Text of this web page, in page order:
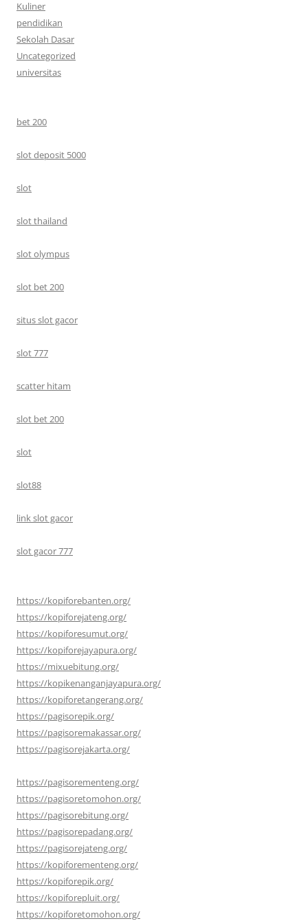
Kuliner
pendidikan
Sekolah Dasar
Uncategorized
universitas
bet 200
slot deposit 5000
slot
slot thailand
slot olympus
slot bet 200
situs slot gacor
slot 777
scatter hitam
slot bet 200
slot
slot88
link slot gacor
slot gacor 777
https://kopiforebanten.org/
https://kopiforejateng.org/
https://kopiforesumut.org/
https://kopiforejayapura.org/
https://mixuebitung.org/
https://kopikenanganjayapura.org/
https://kopiforetangerang.org/
https://pagisorepik.org/
https://pagisoremakassar.org/
https://pagisorejakarta.org/
https://pagisorementeng.org/
https://pagisoretomohon.org/
https://pagisorebitung.org/
https://pagisorepadang.org/
https://pagisorejateng.org/
https://kopiforementeng.org/
https://kopiforepik.org/
https://kopiforepluit.org/
https://kopiforetomohon.org/